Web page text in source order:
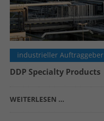
industrieller Auftraggeber
DDP Specialty Products
WEITERLESEN …